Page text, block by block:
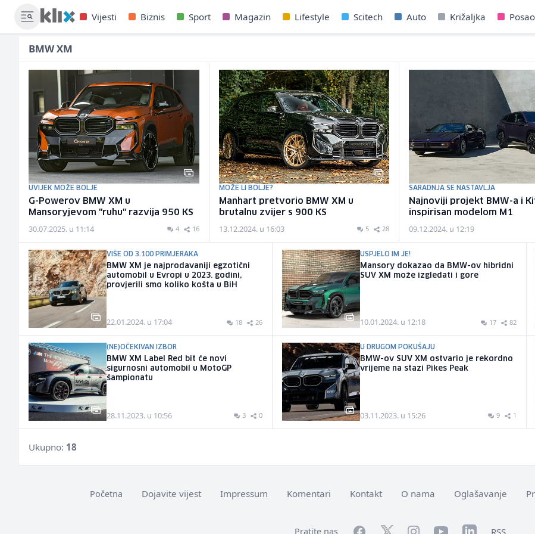
Vijesti Biznis Sport Magazin Lifestyle Scitech Auto Križaljka Posao
BMW XM
UVIJEK MOŽE BOLJE
G-Powerov BMW XM u
Mansoryjevom "ruhu" razvija 950 KS
30.07.2025. u 11:14 4 16
MOŽE LI BOLJE?
Manhart pretvorio BMW XM u
brutalnu zvijer s 900 KS
13.12.2024. u 16:03 5 28
SARADNJA SE NASTAVLJA
Najnoviji projekt BMW-a i
inspirisan modelom M1
09.12.2024. u 12:19
VIŠE OD 3.100 PRIMJERAKA
BMW XM je najprodavaniji egzotični
automobil u Evropi u 2023. godini,
provjerili smo koliko košta u BiH
22.01.2024. u 17:04 18 26
USPJELO IM JE!
Mansory dokazao da BMW-ov hibridni
SUV XM može izgledati i gore
10.01.2024. u 12:18 17 82
(NE)OČEKIVAN IZBOR
BMW XM Label Red bit će novi
sigurnosni automobil u MotoGP
šampionatu
28.11.2023. u 10:56 3 0
U DRUGOM POKUŠAJU
BMW-ov SUV XM ostvario je rekordno
vrijeme na stazi Pikes Peak
03.11.2023. u 15:26 9 1
Ukupno: 18
Početna Dojavite vijest Impressum Komentari Kontakt O nama Oglašavanje
Pratite nas FacebookTwitterInstagramYouTubeLinkedInRSS